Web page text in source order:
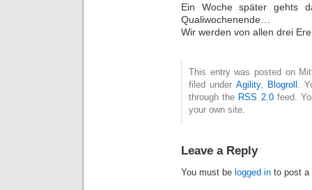
Ein Woche später gehts
Qualiwochenende…
Wir werden von allen drei
This entry was posted on
filed under Agility, Blogroll
.
through the RSS 2.0feed.
your own site.
Leave a Reply
You must be logged in to post a